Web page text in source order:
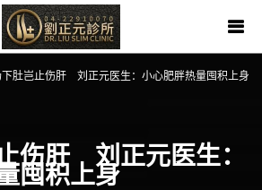
下肚岂止伤肝 刘正元医生：小心肥胖热量囤积上身
伤肝 刘正元医生：
囤积上身